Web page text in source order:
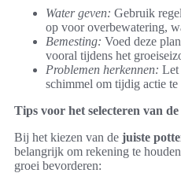
Water geven: Gebruik
op voor overbewatering,
Bemesting: Voed deze
vooral tijdens het
Problemen herkennen: Let
schimmel om tijdig actie te
Tips voor het selecteren van
Bij het kiezen van de juiste
belangrijk om rekening te
groei bevorderen: